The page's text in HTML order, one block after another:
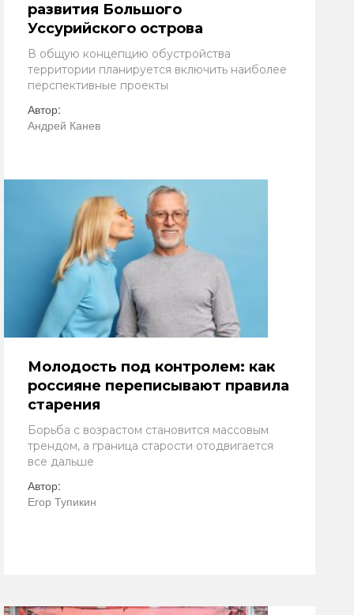
развития Большого
Уссурийского острова
В общую концепцию обустройства
территории планируется включить наиболее
перспективные проекты
Автор:
Андрей Канев
Молодость под контролем: как
россияне переписывают правила
старения
Борьба с возрастом становится массовым
трендом, а граница старости отодвигается
все дальше
Автор:
Егор Тупикин